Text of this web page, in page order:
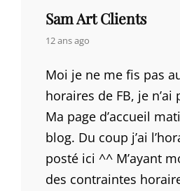
Sam Art Clients
says:
12 ans ago
Moi je ne me fis pas
horaires de FB, je n’ai
Ma page d’accueil
blog. Du coup j’ai
posté ici ^^ M’ayant
des contraintes